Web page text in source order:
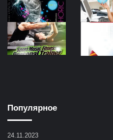
Популярное
24.11.2023